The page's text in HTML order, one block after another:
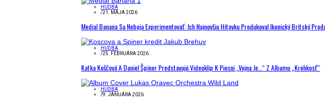
HUDBA
/21. MÁJA 2026
Medial Banana Sa Neboja Experimentovať: Ich Najnovšiu Hitovku Produkoval Ikonický Britský
HUDBA
/25. FEBRUÁRA 2026
Katka Koščová A Daniel Špiner Predstavujú Videoklip K Piesni „Vojna Je…“ Z Albumu „Krehkosť“
HUDBA
/9. JANUÁRA 2026